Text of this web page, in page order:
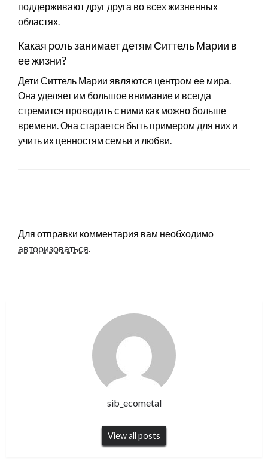
поддерживают друг друга во всех жизненных
областях.
Какая роль занимает детям Ситтель Марии в
ее жизни?
Дети Ситтель Марии являются центром ее мира.
Она уделяет им большое внимание и всегда
стремится проводить с ними как можно больше
времени. Она старается быть примером для них и
учить их ценностям семьи и любви.
Для отправки комментария вам необходимо
авторизоваться.
sib_ecometal
View all posts